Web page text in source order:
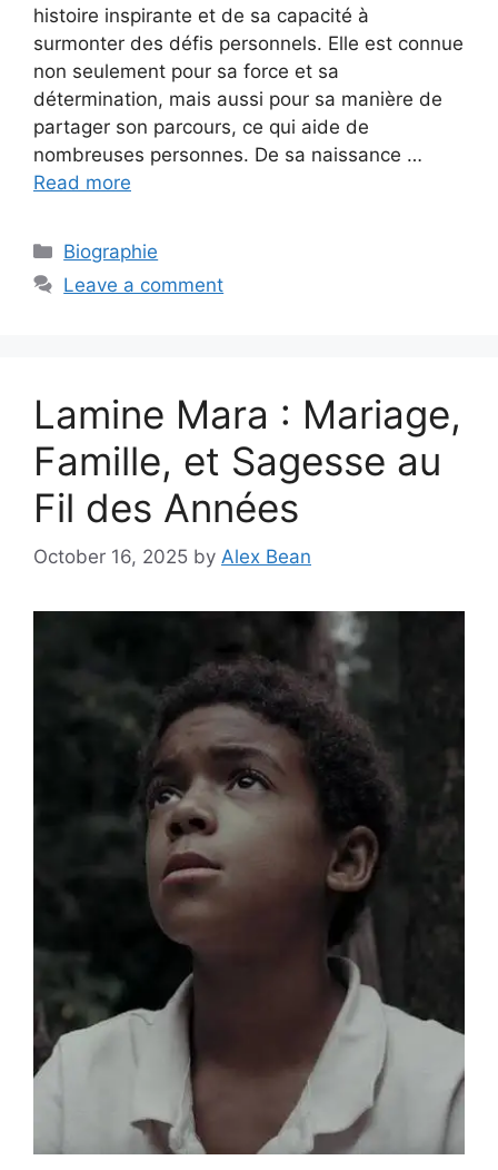
histoire inspirante et de sa capacité à
surmonter des défis personnels. Elle est connue
non seulement pour sa force et sa
détermination, mais aussi pour sa manière de
partager son parcours, ce qui aide de
nombreuses personnes. De sa naissance …
Read more
Categories
Biographie
Leave a comment
Lamine Mara : Mariage,
Famille, et Sagesse au
Fil des Années
October 16, 2025 by Alex Bean